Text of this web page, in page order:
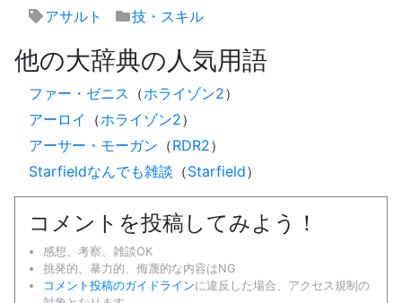
アサルト
技・スキル
他の大辞典の人気用語
ファー・ゼニス （ホライゾン2）
アーロイ
（ホライゾン2）
アーサー・モーガン （RDR2）
Starfieldなんでも雑談 （Starfield）
コメントを投稿してみよう！
感想、考察、雑談OK
挑発的、暴力的、侮蔑的な内容はNG
コメント投稿のガイドラインに違反した場合、アクセス規制の